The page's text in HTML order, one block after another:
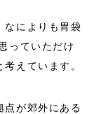
なによりも胃袋
っていただけ
えています。
点が郊外にある